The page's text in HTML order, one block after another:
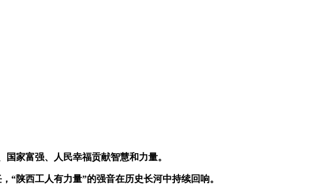
家富强、人民幸福贡献智慧和力量。
“陕西工人有力量”的强音在历史长河中持续回响。